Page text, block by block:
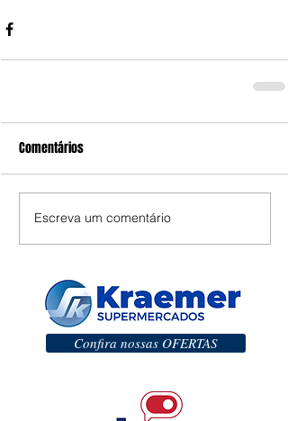
Comentários
Escreva um comentário
Confira nossas OFERTAS